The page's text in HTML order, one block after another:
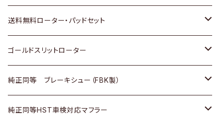
日野
三菱ふそう
ＢＭＷ
日野
三菱ふそう
三菱ふそう
その他
三菱
スバル
ダイハツ
マツダ
三菱
スバル
マツダ
三菱
日産
ダイハツ
マツダ
三菱
スズキ
日産
いすゞ
ダイハツ
ホンダ
スズキ
日産
ダイハツ
トヨタ
ホンダ
日産
いすゞ
送料無料ローター・パッドセット
トヨタ
ホンダ
スズキ
ゴールドスリットローター
トヨタ
ホンダ
純正同等 ブレーキシュー（FBK製）
ホンダ
純正同等HST車検対応マフラー